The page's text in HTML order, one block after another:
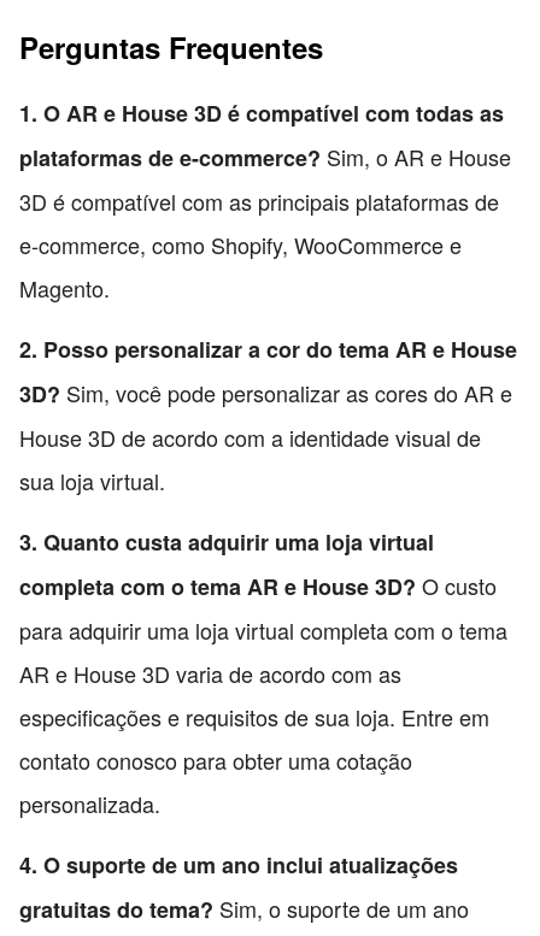
Perguntas Frequentes
1. O AR e House 3D é compatível com todas as
plataformas de e-commerce? Sim, o AR e House
3D é compatível com as principais plataformas de
e-commerce, como Shopify, WooCommerce e
Magento.
2. Posso personalizar a cor do tema AR e House
3D? Sim, você pode personalizar as cores do AR e
House 3D de acordo com a identidade visual de
sua loja virtual.
3. Quanto custa adquirir uma loja virtual
completa com o tema AR e House 3D? O custo
para adquirir uma loja virtual completa com o tema
AR e House 3D varia de acordo com as
especificações e requisitos de sua loja. Entre em
contato conosco para obter uma cotação
personalizada.
4. O suporte de um ano inclui atualizações
gratuitas do tema? Sim, o suporte de um ano